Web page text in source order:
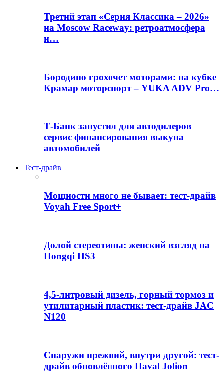
Третий этап «Серия Классика – 2026»
на Moscow Raceway: ретроатмосфера
и…
Бородино грохочет моторами: на кубке
Крамар моторспорт – YUKA ADV Pro…
Т-Банк запустил для автодилеров
сервис финансирования выкупа
автомобилей
Тест-драйв
Мощности много не бывает: тест-драйв
Voyah Free Sport+
Долой стереотипы: женский взгляд на
Hongqi HS3
4,5-литровый дизель, горный тормоз и
утилитарный пластик: тест-драйв JAC
N120
Снаружи прежний, внутри другой: тест-
драйв обновлённого Haval Jolion